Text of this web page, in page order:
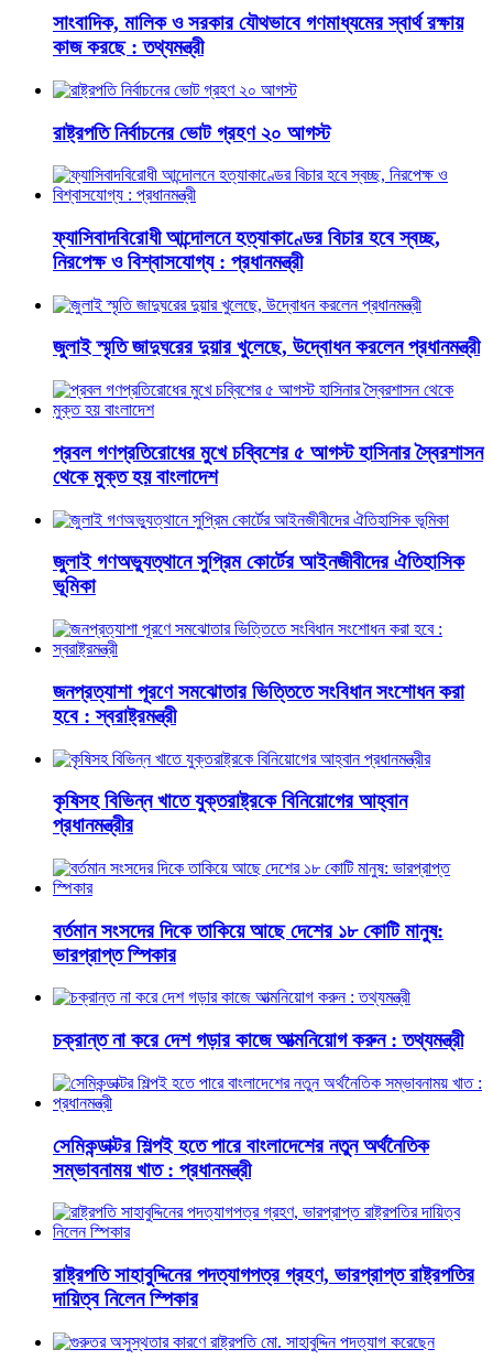
সাংবাদিক, মালিক ও সরকার যৌথভাবে গণমাধ্যমের স্বার্থ রক্ষায়
কাজ করছে : তথ্যমন্ত্রী
রাষ্ট্রপতি নির্বাচনের ভোট গ্রহণ ২০ আগস্ট
ফ্যাসিবাদবিরোধী আন্দোলনে হত্যাকাণ্ডের বিচার হবে স্বচ্ছ,
নিরপেক্ষ ও বিশ্বাসযোগ্য : প্রধানমন্ত্রী
জুলাই স্মৃতি জাদুঘরের দুয়ার খুলেছে, উদ্বোধন করলেন প্রধানমন্ত্রী
প্রবল গণপ্রতিরোধের মুখে চব্বিশের ৫ আগস্ট হাসিনার স্বৈরশাসন
থেকে মুক্ত হয় বাংলাদেশ
জুলাই গণঅভ্যুত্থানে সুপ্রিম কোর্টের আইনজীবীদের ঐতিহাসিক
ভূমিকা
জনপ্রত্যাশা পূরণে সমঝোতার ভিত্তিতে সংবিধান সংশোধন করা
হবে : স্বরাষ্ট্রমন্ত্রী
কৃষিসহ বিভিন্ন খাতে যুক্তরাষ্ট্রকে বিনিয়োগের আহ্বান
প্রধানমন্ত্রীর
বর্তমান সংসদের দিকে তাকিয়ে আছে দেশের ১৮ কোটি মানুষ:
ভারপ্রাপ্ত স্পিকার
চক্রান্ত না করে দেশ গড়ার কাজে আত্মনিয়োগ করুন : তথ্যমন্ত্রী
সেমিকন্ডাক্টর শিল্পই হতে পারে বাংলাদেশের নতুন অর্থনৈতিক
সম্ভাবনাময় খাত : প্রধানমন্ত্রী
রাষ্ট্রপতি সাহাবুদ্দিনের পদত্যাগপত্র গ্রহণ, ভারপ্রাপ্ত রাষ্ট্রপতির
দায়িত্ব নিলেন স্পিকার